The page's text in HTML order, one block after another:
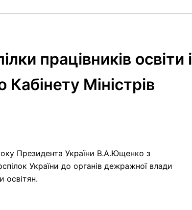
працівників освіти і
Кабінету Міністрів
Президента України В.А.Ющенко з
України до органів дежражної влади
освітян.